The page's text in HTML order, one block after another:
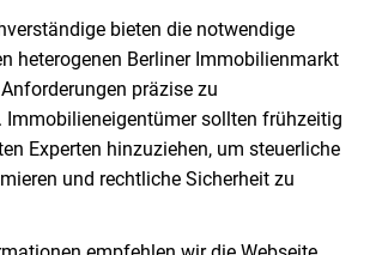
bieten die notwendige
heterogenen Berliner Immobilienmarkt
präzise zu
Immobilieneigentümer sollten frühzeitig
Experten hinzuziehen, um steuerliche
und rechtliche Sicherheit zu